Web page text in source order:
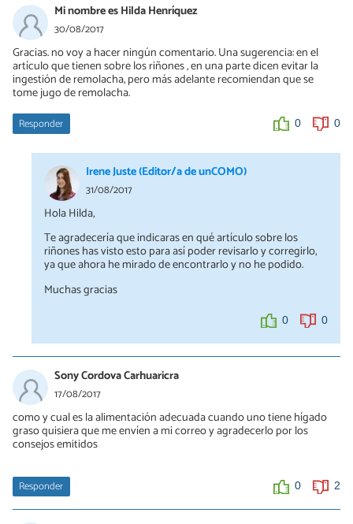
Mi nombre es Hilda Henríquez
30/08/2017
Gracias. no voy a hacer ningún comentario. Una sugerencia: en el
artículo que tienen sobre los riñones , en una parte dicen evitar la
ingestión de remolacha, pero más adelante recomiendan que se
tome jugo de remolacha.
Responder 0 0
Irene Juste (Editor/a de unCOMO)
31/08/2017
Hola Hilda,
Te agradecería que indicaras en qué artículo sobre los
riñones has visto esto para así poder revisarlo y corregirlo,
ya que ahora he mirado de encontrarlo y no he podido.
Muchas gracias
0 0
Sony Cordova Carhuaricra
17/08/2017
como y cual es la alimentación adecuada cuando uno tiene hígado
graso quisiera que me envíen a mi correo y agradecerlo por los
consejos emitidos
Responder 0 2